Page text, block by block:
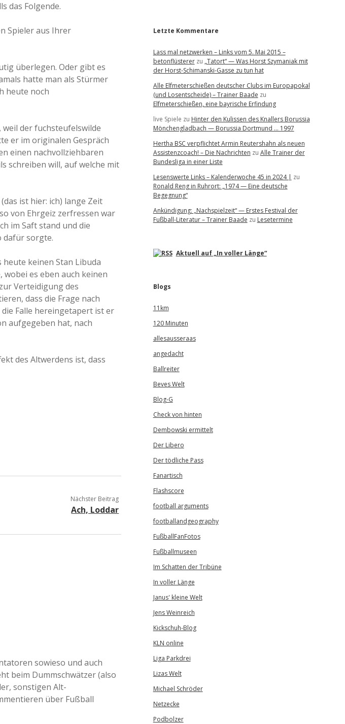
das Folgende.
Spieler aus Ihrer
überlegen. Oder gibt es
hatte man als Stürmer
heute noch
der fuchsteufelswilde
er im originalen Gespräch
einen nachvollziehbaren
schreiben will, auf welche mit
ist hier: ich) lange Zeit
von Ehrgeiz zerfressen war
im Saft stand und die
dafür sorgte.
heute keinen Stan Libuda
es eben auch keinen
Verteidigung des
dass die Frage nach
Falle hereingetapert ist er
aufgegeben hat, nach
des Altwerdens ist, dass
Nächster Beitrag
Ach, Loddar
sowieso und auch
beim Dummschwätzer (also
sonstigen Alt-
über Fußball
Letzte Kommentare
Lass mal netzwerken – Links vom 5. Mai 2015 –
betonflüstererzu „Tatort“ — Was Horst Szymaniak mit
der Horst-Schimanski-Gasse zu tun hat
Alle Elfmeterschießen deutscher Clubs im Europapokal
(und Losentscheide) – Trainer Baade zu
Elfmeterschießen, eine bayrische Erfindung
live Spiele zu Hinter den Kulissen des Knallers Borussia
Mönchengladbach — Borussia Dortmund … 1997
Hertha BSC verpflichtet Armin Reutershahn als neuen
Assistenzcoach! – Die Nachrichten zu Alle Trainer der
Bundesliga in einer Liste
Lesenswerte Links – Kalenderwoche 45 in 2024 | zu
Ronald Reng in Ruhrort: „1974 — Eine deutsche
Begegnung“
Ankündigung: „Nachspielzeit“ — Erstes Festival der
Fußball-Literatur – Trainer Baade zu Lesetermine
Aktuell auf „In voller Länge“
Blogs
11km
120 Minuten
allesausseraas
angedacht
Ballreiter
Beves Welt
Blog-G
Check von hinten
Dembowski ermittelt
Der Libero
Der tödliche Pass
Fanartisch
Flashscore
football arguments
footballandgeography
FußballFanFotos
Fußballmuseen
Im Schatten der Tribüne
In voller Länge
Janus' kleine Welt
Jens Weinreich
Kickschuh-Blog
KLN online
Liga Parkdrei
Lizas Welt
Michael Schröder
Netzecke
Podbolzer